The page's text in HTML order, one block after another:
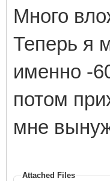
Много
Теперь я
именно -
потом
мне
Attached Files